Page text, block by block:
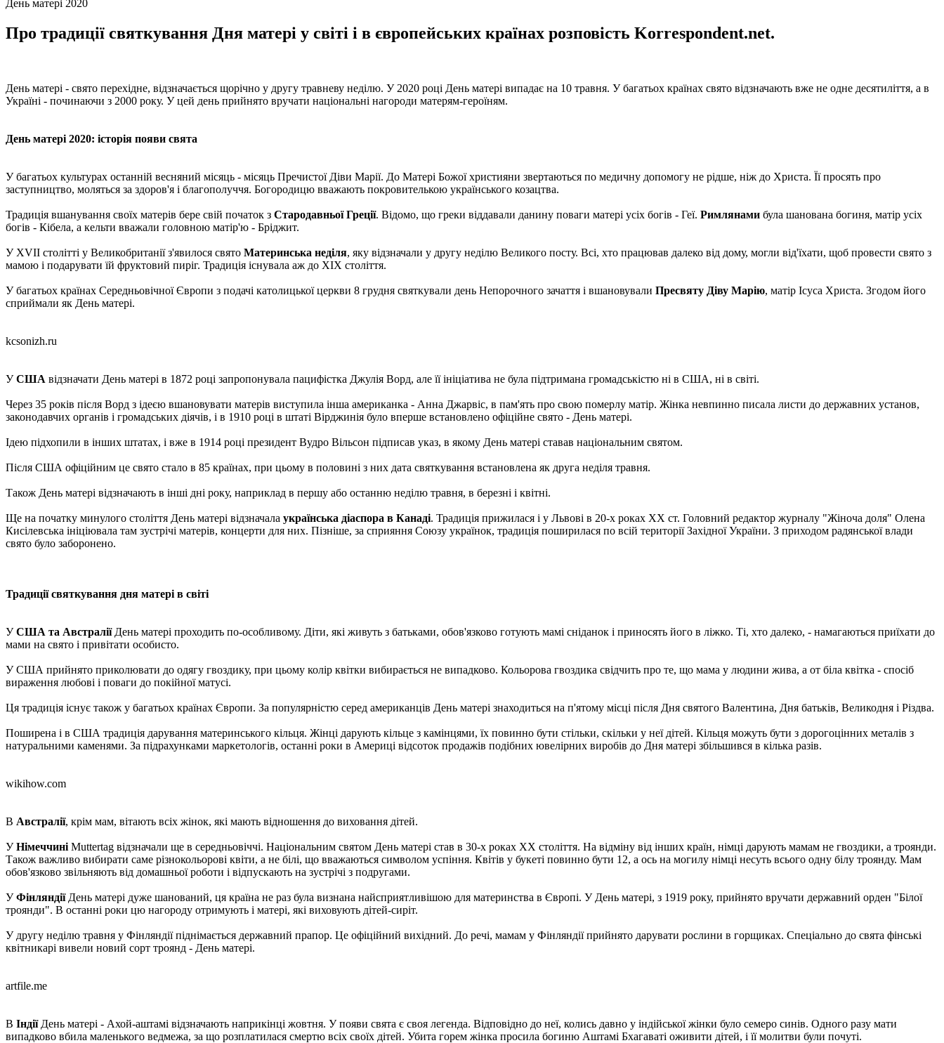
День матері 2020
Про традиції святкування Дня матері у світі і в європейських країнах розповість Korrespondent.net.
День матері - свято перехідне, відзначається щорічно у другу травневу неділю. У 2020 році День матері випадає на 10 травня. У багатьох країнах свято відзначають вже не одне десятиліття, а в
Україні - починаючи з 2000 року. У цей день прийнято вручати національні нагороди матерям-героїням.
День матері 2020: історія появи свята
У багатьох культурах останній весняний місяць - місяць Пречистої Діви Марії. До Матері Божої християни звертаються по медичну допомогу не рідше, ніж до Христа. Її просять про
заступництво, моляться за здоров'я і благополуччя. Богородицю вважають покровителькою українського козацтва.
Традиція вшанування своїх матерів бере свій початок з Стародавньої Греції. Відомо, що греки віддавали данину поваги матері усіх богів - Геї. Римлянами була шанована богиня, матір усіх
богів - Кібела, а кельти вважали головною матір'ю - Бріджит.
У XVII столітті у Великобританії з'явилося свято Материнська неділя, яку відзначали у другу неділю Великого посту. Всі, хто працював далеко від дому, могли від'їхати, щоб провести свято з
мамою і подарувати їй фруктовий пиріг. Традиція існувала аж до XIX століття.
У багатьох країнах Середньовічної Європи з подачі католицької церкви 8 грудня святкували день Непорочного зачаття і вшановували Пресвяту Діву Марію, матір Ісуса Христа. Згодом його
сприймали як День матері.
kcsonizh.ru
УСША відзначати День матері в 1872 році запропонувала пацифістка Джулія Ворд, але її ініціатива не була підтримана громадськістю ні в США, ні в світі.
Через 35 років після Ворд з ідеєю вшановувати матерів виступила інша американка - Анна Джарвіс, в пам'ять про свою померлу матір. Жінка невпинно писала листи до державних установ,
законодавчих органів і громадських діячів, і в 1910 році в штаті Вірджинія було вперше встановлено офіційне свято - День матері.
Ідею підхопили в інших штатах, і вже в 1914 році президент Вудро Вільсон підписав указ, в якому День матері ставав національним святом.
Після США офіційним це свято стало в 85 країнах, при цьому в половині з них дата святкування встановлена ​​як друга неділя травня.
Також День матері відзначають в інші дні року, наприклад в першу або останню неділю травня, в березні і квітні.
Ще на початку минулого століття День матері відзначала українська діаспора в Канаді. Традиція прижилася і у Львові в 20-х роках ХХ ст. Головний редактор журналу "Жіноча доля" Олена
Кисілевська ініціювала там зустрічі матерів, концерти для них. Пізніше, за сприяння Союзу українок, традиція поширилася по всій території Західної України. З приходом радянської влади
свято було заборонено.
Традиції святкування дня матері в світі
УСША та АвстраліїДень матері проходить по-особливому. Діти, які живуть з батьками, обов'язково готують мамі сніданок і приносять його в ліжко. Ті, хто далеко, - намагаються приїхати до
мами на свято і привітати особисто.
У США прийнято приколювати до одягу гвоздику, при цьому колір квітки вибирається не випадково. Кольорова гвоздика свідчить про те, що мама у людини жива, а от біла квітка - спосіб
вираження любові і поваги до покійної матусі.
Ця традиція існує також у багатьох країнах Європи. За популярністю серед американців День матері знаходиться на п'ятому місці після Дня святого Валентина, Дня батьків, Великодня і Різдва.
Поширена і в США традиція дарування материнського кільця. Жінці дарують кільце з камінцями, їх повинно бути стільки, скільки у неї дітей. Кільця можуть бути з дорогоцінних металів з
натуральними каменями. За підрахунками маркетологів, останні роки в Америці відсоток продажів подібних ювелірних виробів до Дня матері збільшився в кілька разів.
wikihow.com
В Австралії, крім мам, вітають всіх жінок, які мають відношення до виховання дітей.
УНімеччині Muttertag відзначали ще в середньовіччі. Національним святом День матері став в 30-х роках ХХ століття. На відміну від інших країн, німці дарують мамам не гвоздики, а троянди.
Також важливо вибирати саме різнокольорові квіти, а не білі, що вважаються символом успіння. Квітів у букеті повинно бути 12, а ось на могилу німці несуть всього одну білу троянду. Мам
обов'язково звільняють від домашньої роботи і відпускають на зустрічі з подругами.
УФінляндіїДень матері дуже шанований, ця країна не раз була визнана найсприятливішою для материнства в Європі. У День матері, з 1919 року, прийнято вручати державний орден "Білої
троянди". В останні роки цю нагороду отримують і матері, які виховують дітей-сиріт.
У другу неділю травня у Фінляндії піднімається державний прапор. Це офіційний вихідний. До речі, мамам у Фінляндії прийнято дарувати рослини в горщиках. Спеціально до свята фінські
квітникарі вивели новий сорт троянд - День матері.
artfile.me
В ІндіїДень матері - Ахой-аштамі відзначають наприкінці жовтня. У появи свята є своя легенда. Відповідно до неї, колись давно у індійської жінки було семеро синів. Одного разу мати
випадково вбила маленького ведмежа, за що розплатилася смертю всіх своїх дітей. Убита горем жінка просила богиню Аштамі Бхагаваті оживити дітей, і її молитви були почуті.